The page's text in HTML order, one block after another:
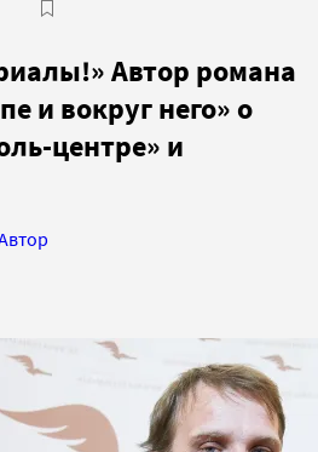
Автор романа
и вокруг него» о
центре» и